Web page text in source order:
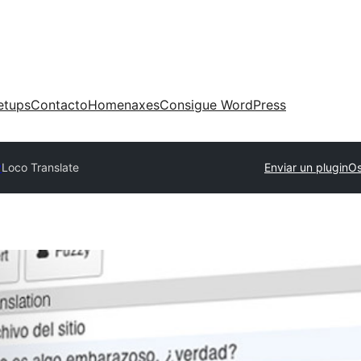
ContactoHomenaxesConsigue WordPress
Loco Translate Enviar un plugin